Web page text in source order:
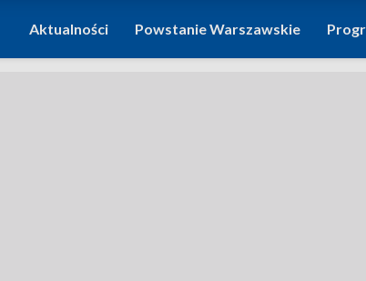
Aktualności Powstanie Warszawskie